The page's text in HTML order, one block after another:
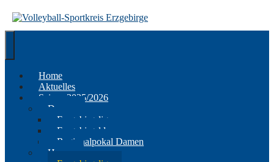
zum
Inhalt
Home
Aktuelles
Saison 2025/2026
Damen
Erzgebirgsliga
Erzgebirgsklasse
Regionalpokal Damen
Herren